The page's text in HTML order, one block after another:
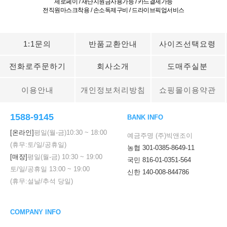
전직원마스크착용 / 손소독제구비 / 드라이브픽업서비스
1:1문의 반품교환안내 사이즈선택요령
전화로주문하기 회사소개 도매주실분
이용안내 개인정보처리방침 쇼핑몰이용약관
1588-9145
[온라인]평일(월-금)10:30 ~ 18:00
(휴무:토/일/공휴일)
[매장]평일(월-금) 10:30 ~ 19:00
토/일/공휴일 13:00 ~ 19:00
(휴무:설날/추석 당일)
BANK INFO
예금주명 (주)빅앤조이
농협 301-0385-8649-11
국민 816-01-0351-564
신한 140-008-844786
COMPANY INFO